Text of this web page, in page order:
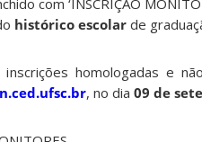
com ‘INSCRIÇÃO
histórico escolar de
homologadas e
, no dia 09 de